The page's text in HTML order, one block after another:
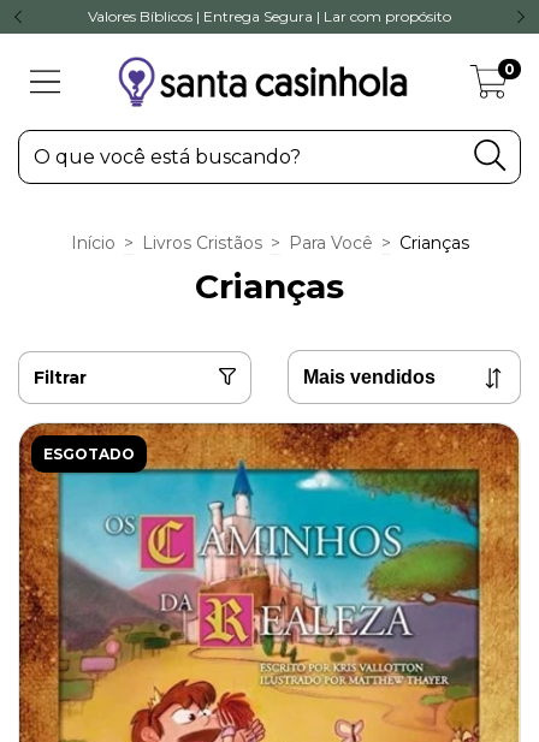
Valores Bíblicos | Entrega Segura | Lar com propósito
0
Início > Livros Cristãos > Para Você > Crianças
Crianças
Filtrar
ESGOTADO